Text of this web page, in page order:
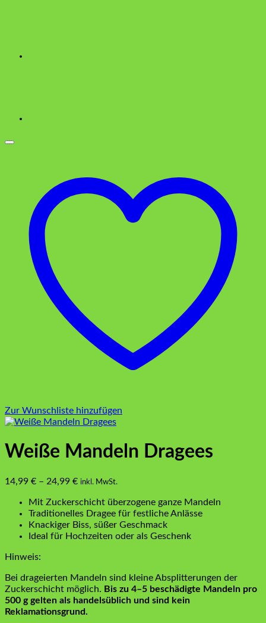
Zur Wunschliste hinzufügen
Weiße Mandeln Dragees
14,99 € – 24,99 € inkl. MwSt.
Mit Zuckerschicht überzogene ganze Mandeln
Traditionelles Dragee für festliche Anlässe
Knackiger Biss, süßer Geschmack
Ideal für Hochzeiten oder als Geschenk
Hinweis:
Bei drageierten Mandeln sind kleine Absplitterungen der
Zuckerschicht möglich. Bis zu 4–5 beschädigte Mandeln pro
500 g gelten als handelsüblich und sind kein
Reklamationsgrund.